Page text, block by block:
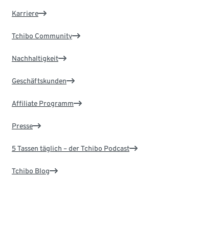
Karriere
Tchibo Community
Nachhaltigkeit
Geschäftskunden
Affiliate Programm
Presse
5 Tassen täglich – der Tchibo Podcast
Tchibo Blog